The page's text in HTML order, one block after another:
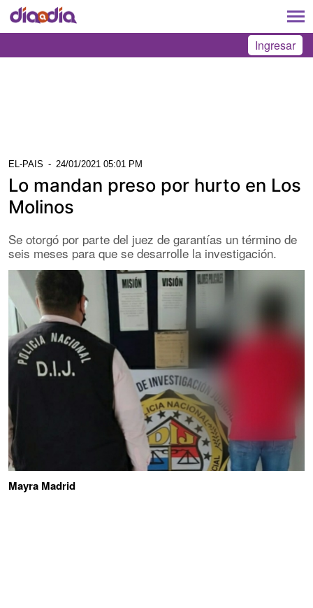
Ingresar
EL-PAIS - 24/01/2021 05:01 PM
Lo mandan preso por hurto en Los
Molinos
Se otorgó por parte del juez de garantías un término de
seis meses para que se desarrolle la investigación.
Mayra Madrid